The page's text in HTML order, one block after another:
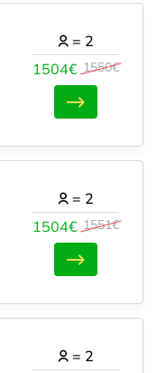
1504€ 1550€
= 2
1504€ 1551€
= 2
= 2